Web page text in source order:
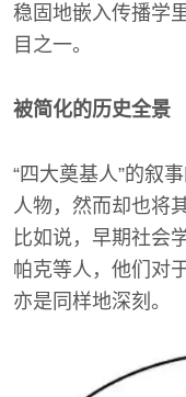
稳固地嵌入传播学
目之一。
被简化的历史全景
“四大奠基人”的叙
人物，然而却也将
比如说，早期社会
帕克等人，他们对
亦是同样地深刻。